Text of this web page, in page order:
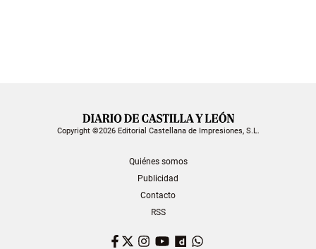
Copyright ©2026 Editorial Castellana de Impresiones, S.L.
Quiénes somos
Publicidad
Contacto
RSS
Facebook
TwitterInstagram
YouTubeDailymotion